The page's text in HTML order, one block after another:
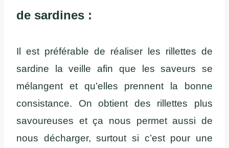
de sardines :
Il est préférable de réaliser les rillettes de
sardine la veille afin que les saveurs se
mélangent et qu’elles prennent la bonne
consistance. On obtient des rillettes plus
savoureuses et ça nous permet aussi de
nous décharger, surtout si c’est pour une